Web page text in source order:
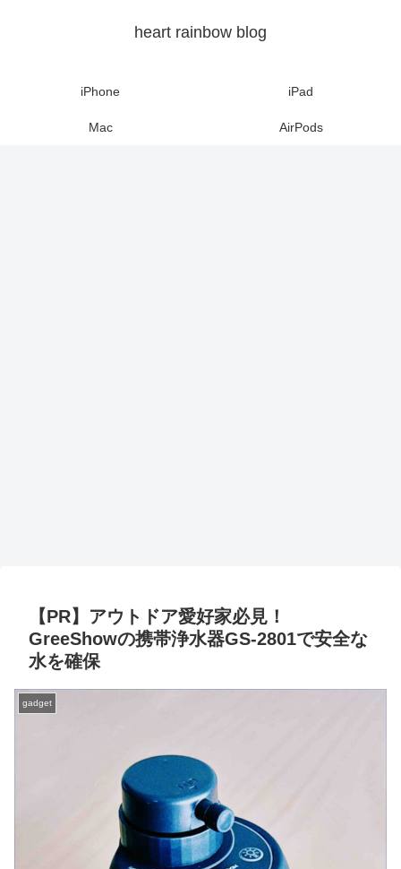
heart rainbow blog
iPhone iPad
Mac AirPods
【PR】アウトドア愛好家必見！
GreeShowの携帯浄水器GS-2801で安全な
水を確保
gadget